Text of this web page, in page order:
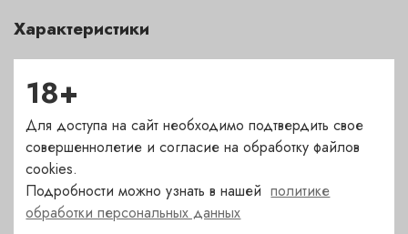
Характеристики
Цвет
красный
Сахар
сухое
Страна
18+
Для доступа на сайт необходимо подтвердить свое
совершеннолетие и согласие на обработку файлов
cookies.
Подробности можно узнать в нашейполитике
обработки персональных данных